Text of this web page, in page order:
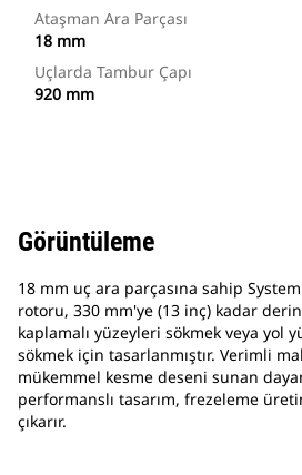
Ataşman Ara Parçası
18 mm
Uçlarda Tambur Çapı
920 mm
Görüntüleme
18 mm uç ara parçasına sahip
rotoru, 330 mm'ye (13 inç) kadar
kaplamalı yüzeyleri sökmek veya yol
sökmek için tasarlanmıştır. Verimli
mükemmel kesme deseni sunan
performanslı tasarım, frezeleme
çıkarır.